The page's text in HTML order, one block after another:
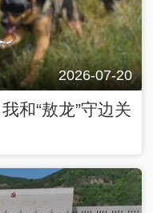
2026-07-20
和“敖龙”守边关